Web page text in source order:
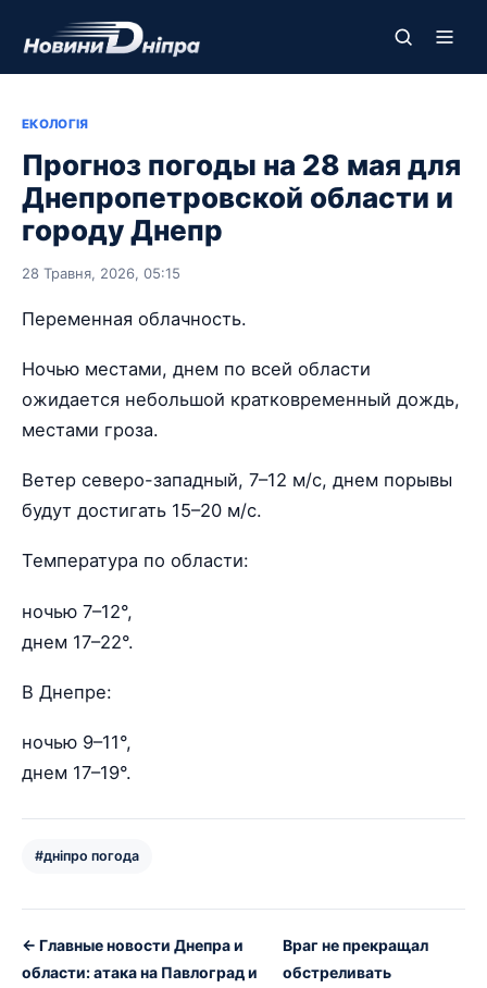
ЕКОЛОГІЯ
Прогноз погоды на 28 мая для
Днепропетровской области и
городу Днепр
28 Травня, 2026, 05:15
Переменная облачность.
Ночью местами, днем по всей области
ожидается небольшой кратковременный дождь,
местами гроза.
Ветер северо-западный, 7–12 м/с, днем порывы
будут достигать 15–20 м/с.
Температура по области:
ночью 7–12°,
днем 17–22°.
В Днепре:
ночью 9–11°,
днем 17–19°.
#дніпро погода
← Главные новости Днепра и
области: атака на Павлоград и
Враг не прекращал
обстреливать